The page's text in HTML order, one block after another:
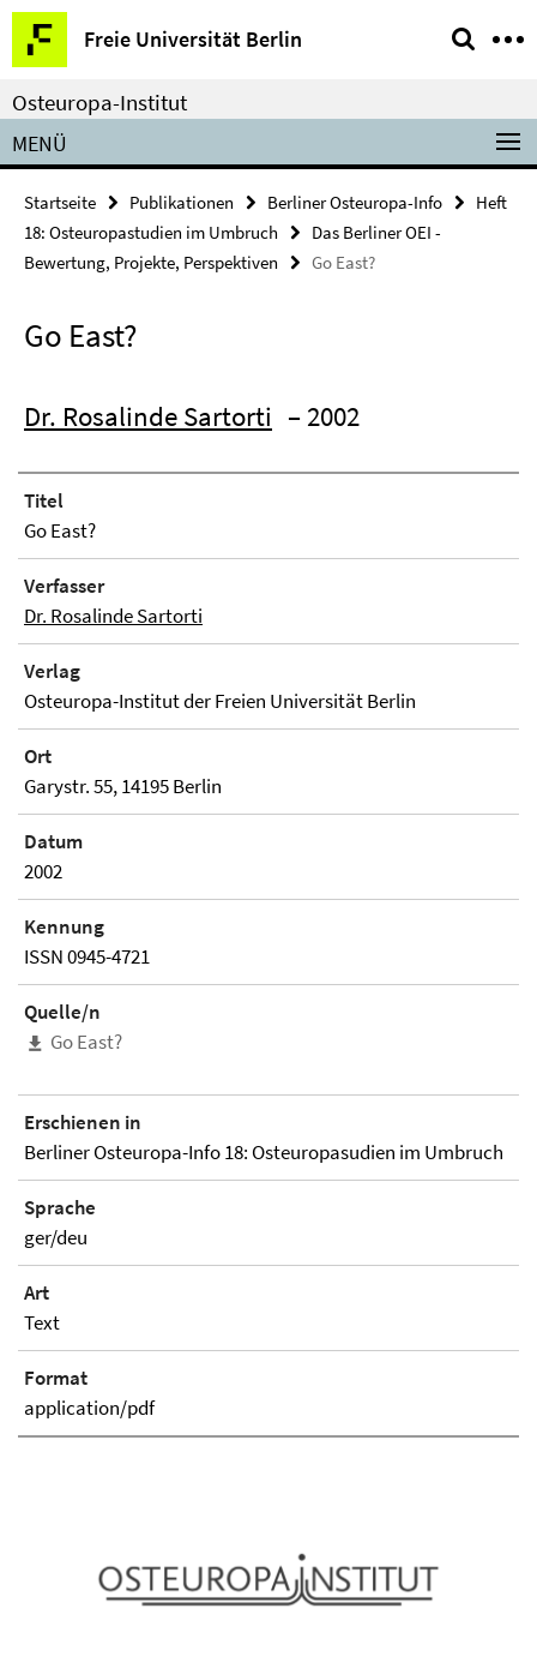
Springe
direkt
zu
Inhalt
Freie Universität Berlin
Service-
Navigation
Osteuropa-Institut
MENÜ
Startseite Publikationen Berliner Osteuropa-Info
Heft
18: Osteuropastudien im Umbruch
Das Berliner OEI -
Bewertung, Projekte, Perspektiven
Go East?
Go East?
Dr. Rosalinde Sartorti – 2002
Titel
Go East?
Verfasser
Dr. Rosalinde Sartorti
Verlag
Osteuropa-Institut der Freien Universität Berlin
Ort
Garystr. 55, 14195 Berlin
Datum
2002
Kennung
ISSN 0945-4721
Quelle/n
Go East?
Erschienen in
Berliner Osteuropa-Info 18: Osteuropasudien im Umbruch
Sprache
ger/deu
Art
Text
Format
application/pdf